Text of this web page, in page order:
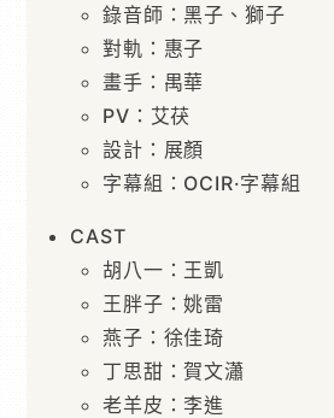
錄音師：黑子、獅子
對軌：惠子
畫手：禺華
PV：艾茯
設計：展顏
字幕組：OCIR·字幕組
CAST
胡八一：王凱
王胖子：姚雷
燕子：徐佳琦
丁思甜：賀文瀟
老羊皮：李進